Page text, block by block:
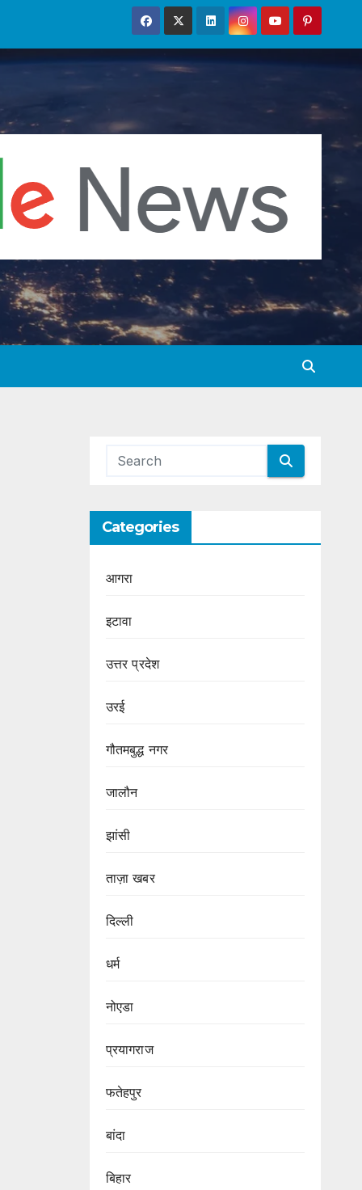
Categories
आगरा
इटावा
उत्तर प्रदेश
उरई
गौतमबुद्ध नगर
जालौन
झांसी
ताज़ा खबर
दिल्ली
धर्म
नोएडा
प्रयागराज
फतेहपुर
बांदा
बिहार